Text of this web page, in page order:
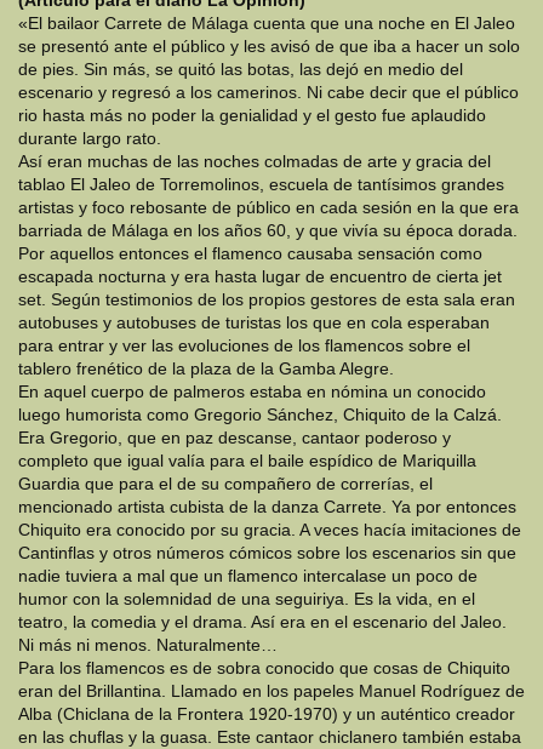
«El bailaor Carrete de Málaga cuenta que una noche en El Jaleo
se presentó ante el público y les avisó de que iba a hacer un solo
de pies. Sin más, se quitó las botas, las dejó en medio del
escenario y regresó a los camerinos. Ni cabe decir que el público
rio hasta más no poder la genialidad y el gesto fue aplaudido
durante largo rato.
Así eran muchas de las noches colmadas de arte y gracia del
tablao El Jaleo de Torremolinos, escuela de tantísimos grandes
artistas y foco rebosante de público en cada sesión en la que era
barriada de Málaga en los años 60, y que vivía su época dorada.
Por aquellos entonces el flamenco causaba sensación como
escapada nocturna y era hasta lugar de encuentro de cierta jet
set. Según testimonios de los propios gestores de esta sala eran
autobuses y autobuses de turistas los que en cola esperaban
para entrar y ver las evoluciones de los flamencos sobre el
tablero frenético de la plaza de la Gamba Alegre.
En aquel cuerpo de palmeros estaba en nómina un conocido
luego humorista como Gregorio Sánchez, Chiquito de la Calzá.
Era Gregorio, que en paz descanse, cantaor poderoso y
completo que igual valía para el baile espídico de Mariquilla
Guardia que para el de su compañero de correrías, el
mencionado artista cubista de la danza Carrete. Ya por entonces
Chiquito era conocido por su gracia. A veces hacía imitaciones de
Cantinflas y otros números cómicos sobre los escenarios sin que
nadie tuviera a mal que un flamenco intercalase un poco de
humor con la solemnidad de una seguiriya. Es la vida, en el
teatro, la comedia y el drama. Así era en el escenario del Jaleo.
Ni más ni menos. Naturalmente…
Para los flamencos es de sobra conocido que cosas de Chiquito
eran del Brillantina. Llamado en los papeles Manuel Rodríguez de
Alba (Chiclana de la Frontera 1920-1970) y un auténtico creador
en las chuflas y la guasa. Este cantaor chiclanero también estaba